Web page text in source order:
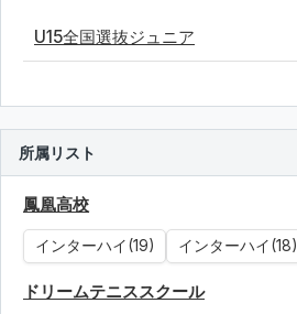
U15全国選抜ジュニア
所属リスト
鳳凰高校
インターハイ(19) インターハイ(18)
ドリームテニススクール